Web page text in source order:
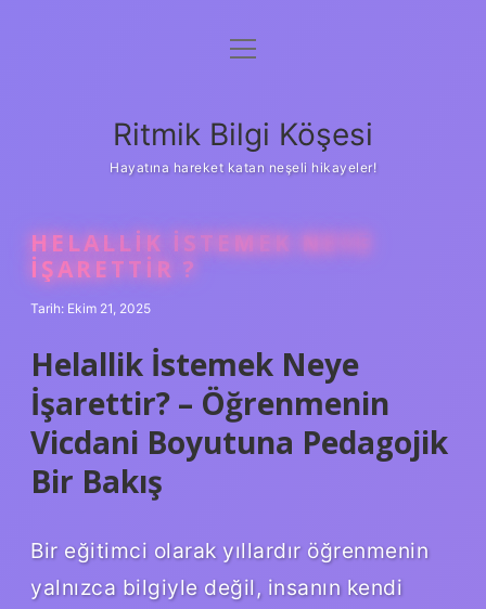
Anasayfa
Yasal Uyarı
menüyü
Ritmik Bilgi Köşesi
Hayatına hareket katan neşeli hikayeler!
HELALLIK ISTEMEK NEYE
IŞARETTIR ?
Tarih: Ekim 21, 2025
Helallik İstemek Neye
İşarettir? – Öğrenmenin
Vicdani Boyutuna Pedagojik
Bir Bakış
Bir eğitimci olarak yıllardır öğrenmenin
yalnızca bilgiyle değil, insanın kendi